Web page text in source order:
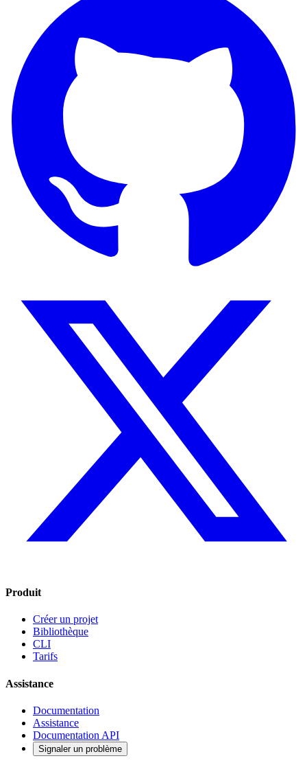
Produit
Créer un projet
Bibliothèque
CLI
Tarifs
Assistance
Documentation
Assistance
Documentation API
Signaler un problème